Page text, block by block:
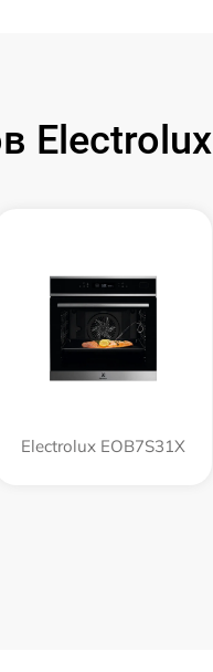
Electrolux
Electrolux EOB7S31X